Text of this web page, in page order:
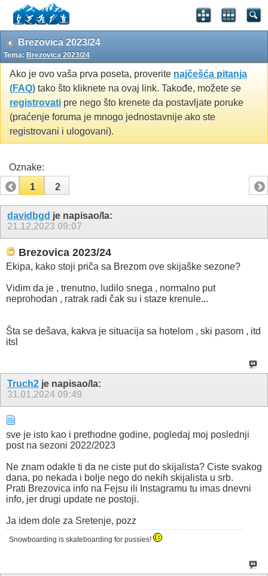
Brezovica 2023/24
Tema: Brezovica 2023/24
Ako je ovo vaša prva poseta, proverite najčešća pitanja
(FAQ) tako što kliknete na ovaj link. Takođe, možete se
registrovati pre nego što krenete da postavljate poruke
(praćenje foruma je mnogo jednostavnije ako ste
registrovani i ulogovani).
Oznake:
1
2
davidbgd je napisao/la:
21.12.2023 09:07
Brezovica 2023/24
Ekipa, kako stoji priča sa Brezom ove skijaške sezone?
Vidim da je , trenutno, ludilo snega , normalno put
neprohodan , ratrak radi čak su i staze krenule...
Šta se dešava, kakva je situacija sa hotelom , ski pasom , itd
itsl
Truch2 je napisao/la:
31.01.2024 09:49
sve je isto kao i prethodne godine, pogledaj moj poslednji
post na sezoni 2022/2023
Ne znam odakle ti da ne ciste put do skijalista? Ciste svakog
dana, po nekada i bolje nego do nekih skijalista u srb.
Prati Brezovica info na Fejsu ili Instagramu tu imas dnevni
info, jer drugi update ne postoji.
Ja idem dole za Sretenje, pozz
Snowboarding is skateboarding for pussies!